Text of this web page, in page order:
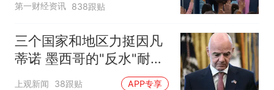
第一财经资讯 838跟贴
三个国家和地区力挺因凡
蒂诺 墨西哥的"反水"耐人
寻味
上观新闻 38跟贴 APP专享